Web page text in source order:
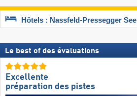
Hôtels : Nassfeld-Pressegger See
Le best of des évaluations
Excellente
préparation des pistes